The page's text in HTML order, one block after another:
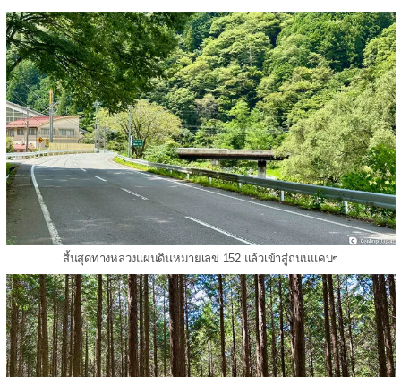
สิ้นสุดทางหลวงแผ่นดินหมายเลข 152 แล้วเข้าสู่ถนนแคบๆ